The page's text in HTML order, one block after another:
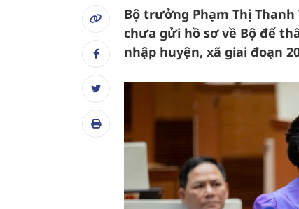
Bộ trưởng Phạm Thị
chưa gửi hồ sơ về Bộ để
nhập huyện, xã giai đoạn